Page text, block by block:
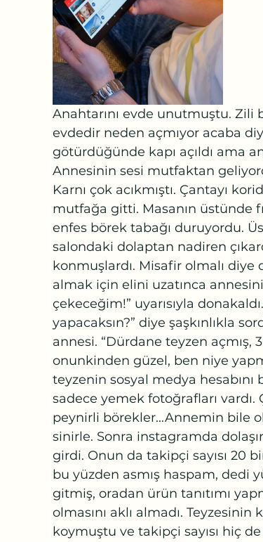
Anahtarını evde unutmuştu. Zili
evdedir neden açmıyor acaba
götürdüğünde kapı açıldı ama
Annesinin sesi mutfaktan
Karnı çok acıkmıştı. Çantayı
mutfağa gitti. Masanın üstünde
enfes börek tabağı duruyordu.
salondaki dolaptan nadiren
konmuşlardı. Misafir olmalı
almak için elini uzatınca
çekeceğim!” uyarısıyla
yapacaksın?” diye şaşkınlıkla
annesi. “Dürdane teyzen
onunkinden güzel, ben niye
teyzenin sosyal medya hesabını
sadece yemek fotoğrafları vardı.
peynirli börekler...Annemin bile
sinirle. Sonra instagramda
girdi. Onun da takipçi sayısı 20
bu yüzden asmış haspam, dedi
gitmiş, oradan ürün tanıtımı
olmasını aklı almadı. Teyzesinin
koymuştu ve takipçi sayısı hiç